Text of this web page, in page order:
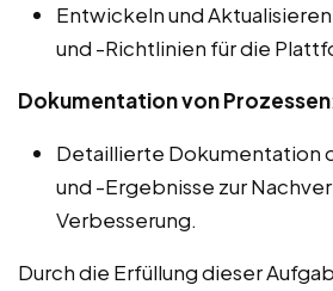
Entwickeln und
und -Richtlinien für die
Dokumentation von Prozessen:
Detaillierte Dokumentation
und -Ergebnisse zur
Verbesserung.
Durch die Erfüllung dieser